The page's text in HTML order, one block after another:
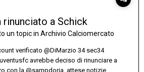
rinunciato a Schick
un topic in Archivio Calciomercato
avrebbe deciso di rinunciare a
con la @sampdoria, attese notizie